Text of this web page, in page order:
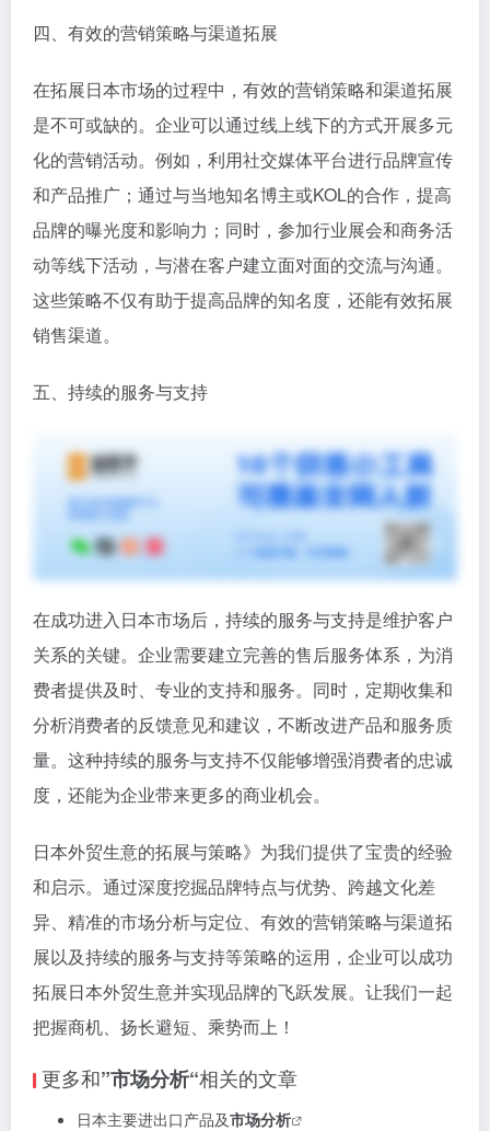
四、有效的营销策略与渠道拓展
在拓展日本市场的过程中，有效的营销策略和渠道拓展
是不可或缺的。企业可以通过线上线下的方式开展多元
化的营销活动。例如，利用社交媒体平台进行品牌宣传
和产品推广；通过与当地知名博主或KOL的合作，提高
品牌的曝光度和影响力；同时，参加行业展会和商务活
动等线下活动，与潜在客户建立面对面的交流与沟通。
这些策略不仅有助于提高品牌的知名度，还能有效拓展
销售渠道。
五、持续的服务与支持
在成功进入日本市场后，持续的服务与支持是维护客户
关系的关键。企业需要建立完善的售后服务体系，为消
费者提供及时、专业的支持和服务。同时，定期收集和
分析消费者的反馈意见和建议，不断改进产品和服务质
量。这种持续的服务与支持不仅能够增强消费者的忠诚
度，还能为企业带来更多的商业机会。
日本外贸生意的拓展与策略》为我们提供了宝贵的经验
和启示。通过深度挖掘品牌特点与优势、跨越文化差
异、精准的市场分析与定位、有效的营销策略与渠道拓
展以及持续的服务与支持等策略的运用，企业可以成功
拓展日本外贸生意并实现品牌的飞跃发展。让我们一起
把握商机、扬长避短、乘势而上！
更多和”市场分析“相关的文章
日本主要进出口产品及市场分析